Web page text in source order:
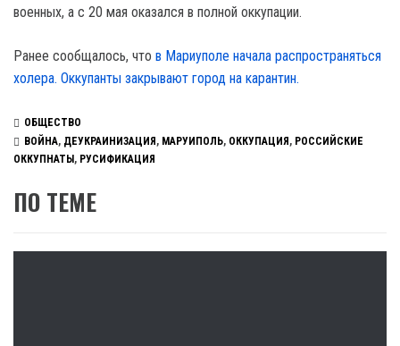
военных, а с 20 мая оказался в полной оккупации.
Ранее сообщалось, что в Мариуполе начала распространяться
холера. Оккупанты закрывают город на карантин.
ОБЩЕСТВО
ВОЙНА, ДЕУКРАИНИЗАЦИЯ , МАРУИПОЛЬ, ОККУПАЦИЯ , РОССИЙСКИЕ
ОККУПНАТЫ, РУСИФИКАЦИЯ
ПО ТЕМЕ